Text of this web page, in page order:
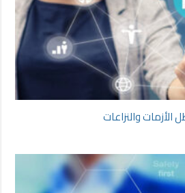
الأزمات والنزاعات